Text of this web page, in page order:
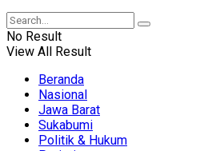
No Result
View All Result
Beranda
Nasional
Jawa Barat
Sukabumi
Politik & Hukum